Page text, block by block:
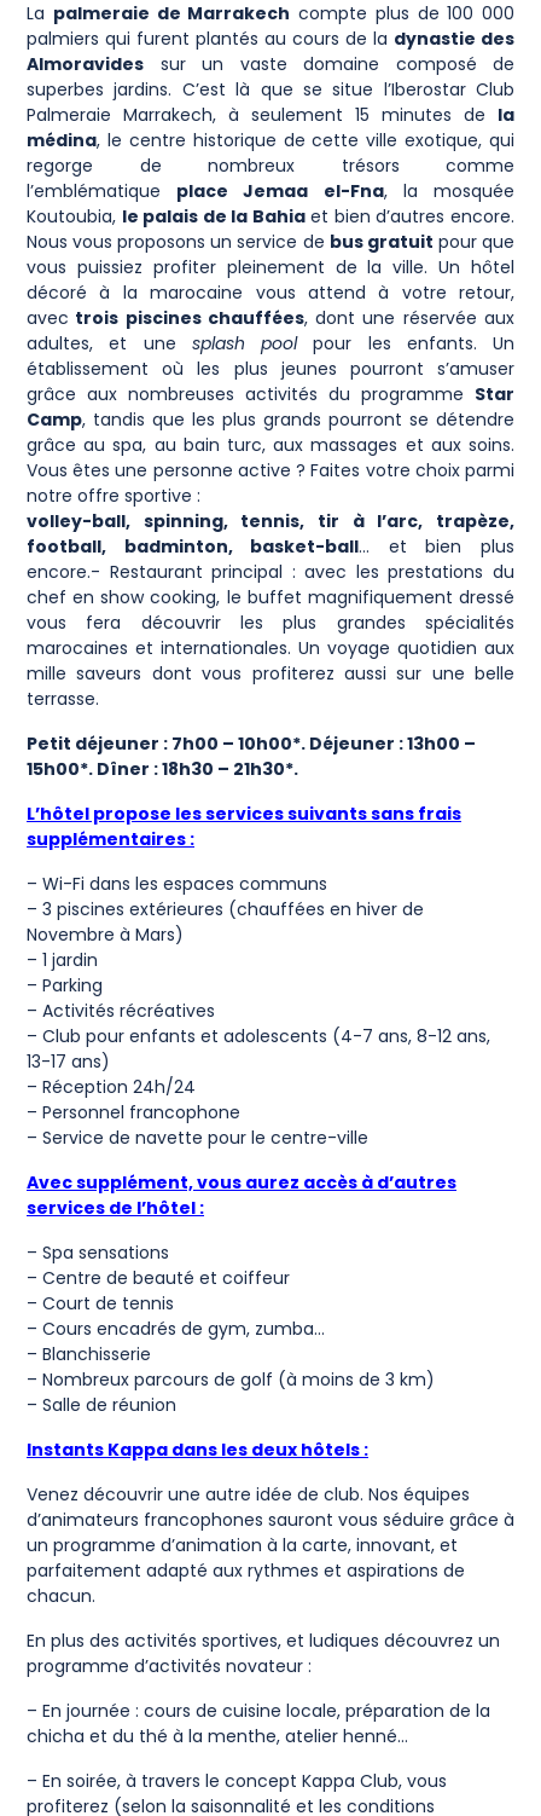
La palmeraie de Marrakech compte plus de 100 000
palmiers qui furent plantés au cours de la dynastie des
Almoravides sur un vaste domaine composé de
superbes jardins. C’est là que se situe l’Iberostar Club
Palmeraie Marrakech, à seulement 15 minutes de la
médina, le centre historique de cette ville exotique, qui
regorge de nombreux trésors comme
l’emblématique place Jemaa el-Fna, la mosquée
Koutoubia, le palais de la Bahiaet bien d’autres encore.
Nous vous proposons un service de bus gratuit pour que
vous puissiez profiter pleinement de la ville. Un hôtel
décoré à la marocaine vous attend à votre retour,
avec trois piscines chauffées, dont une réservée aux
adultes, et une splash poolpour les enfants. Un
établissement où les plus jeunes pourront s’amuser
grâce aux nombreuses activités du programme Star
Camp, tandis que les plus grands pourront se détendre
grâce au spa, au bain turc, aux massages et aux soins.
Vous êtes une personne active ? Faites votre choix parmi
notre offre sportive :
volley-ball, spinning, tennis, tir à l’arc, trapèze,
football, badminton, basket-ball… et bien plus
encore.- Restaurant principal : avec les prestations du
chef en show cooking, le buffet magnifiquement dressé
vous fera découvrir les plus grandes spécialités
marocaines et internationales. Un voyage quotidien aux
mille saveurs dont vous profiterez aussi sur une belle
terrasse.
Petit déjeuner : 7h00 – 10h00*. Déjeuner : 13h00 –
15h00*. Dîner : 18h30 – 21h30*.
L’hôtel propose les services suivants sans frais
supplémentaires :
– Wi-Fi dans les espaces communs
– 3 piscines extérieures (chauffées en hiver de
Novembre à Mars)
– 1 jardin
– Parking
– Activités récréatives
– Club pour enfants et adolescents (4-7 ans, 8-12 ans,
13-17 ans)
– Réception 24h/24
– Personnel francophone
– Service de navette pour le centre-ville
Avec supplément, vous aurez accès à d’autres
services de l’hôtel :
– Spa sensations
– Centre de beauté et coiffeur
– Court de tennis
– Cours encadrés de gym, zumba…
– Blanchisserie
– Nombreux parcours de golf (à moins de 3 km)
– Salle de réunion
Instants Kappa dans les deux hôtels :
Venez découvrir une autre idée de club. Nos équipes
d’animateurs francophones sauront vous séduire grâce à
un programme d’animation à la carte, innovant, et
parfaitement adapté aux rythmes et aspirations de
chacun.
En plus des activités sportives, et ludiques découvrez un
programme d’activités novateur :
– En journée : cours de cuisine locale, préparation de la
chicha et du thé à la menthe, atelier henné…
– En soirée, à travers le concept Kappa Club, vous
profiterez (selon la saisonnalité et les conditions